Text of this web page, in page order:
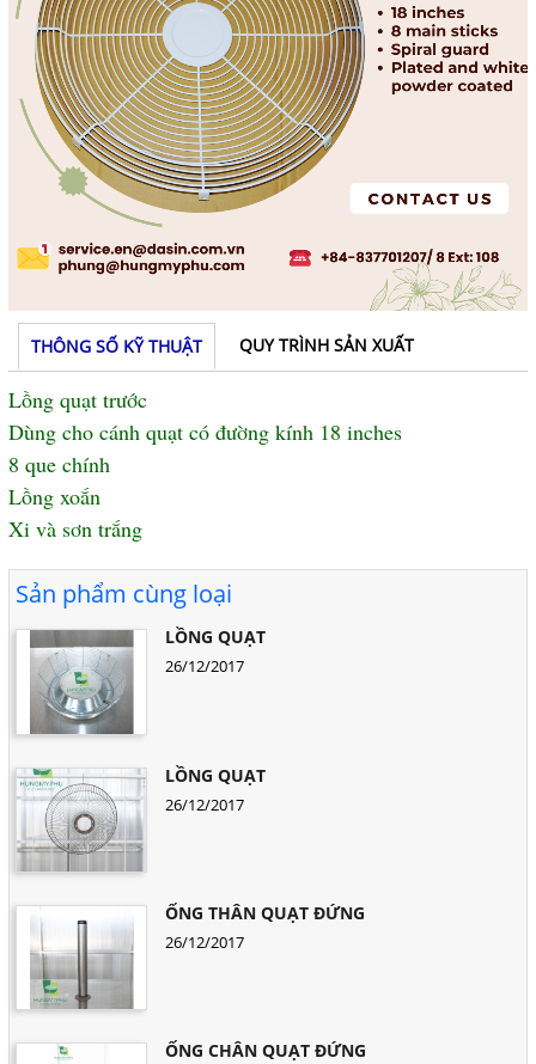
THÔNG SỐ KỸ THUẬT QUY TRÌNH SẢN XUẤT
Lồng quạt trước
Dùng cho cánh quạt có đường kính 18 inches
8 que chính
Lồng xoắn
Xi và sơn trắng
Sản phẩm cùng loại
LỒNG QUẠT
26/12/2017
LỒNG QUẠT
26/12/2017
ỐNG THÂN QUẠT ĐỨNG
26/12/2017
ỐNG CHÂN QUẠT ĐỨNG